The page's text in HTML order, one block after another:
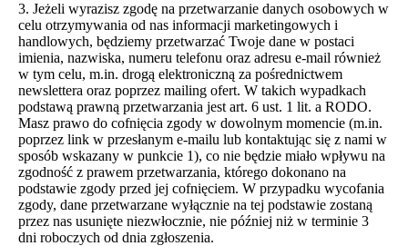
3. Jeżeli wyrazisz zgodę na przetwarzanie danych osobowych w
celu otrzymywania od nas informacji marketingowych i
handlowych, będziemy przetwarzać Twoje dane w postaci
imienia, nazwiska, numeru telefonu oraz adresu e-mail również
w tym celu, m.in. drogą elektroniczną za pośrednictwem
newslettera oraz poprzez mailing ofert. W takich wypadkach
podstawą prawną przetwarzania jest art. 6 ust. 1 lit. a RODO.
Masz prawo do cofnięcia zgody w dowolnym momencie (m.in.
poprzez link w przesłanym e-mailu lub kontaktując się z nami w
sposób wskazany w punkcie 1), co nie będzie miało wpływu na
zgodność z prawem przetwarzania, którego dokonano na
podstawie zgody przed jej cofnięciem. W przypadku wycofania
zgody, dane przetwarzane wyłącznie na tej podstawie zostaną
przez nas usunięte niezwłocznie, nie później niż w terminie 3
dni roboczych od dnia zgłoszenia.